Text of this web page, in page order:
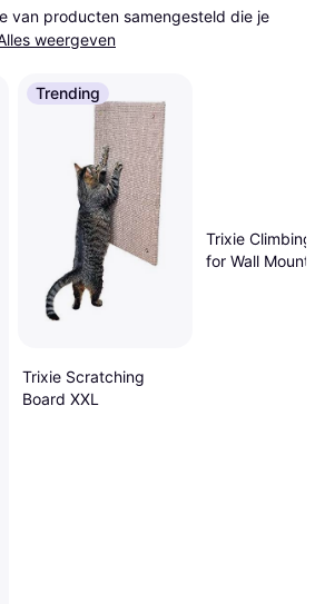
van producten samengesteld die je
weergeven
Trending
Trixie Scratching
Board XXL
Trixie
for Wall